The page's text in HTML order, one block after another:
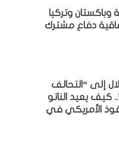
وباكستان وتركيا
دفاع مشترك
إلى “التحالف
كيف يعيد الناتو
الأمريكي في